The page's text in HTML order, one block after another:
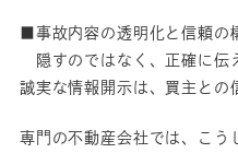
■事故内容の透明化と信頼の
隠すのではなく、正確に伝
誠実な情報開示は、買主との
専門の不動産会社では、こう